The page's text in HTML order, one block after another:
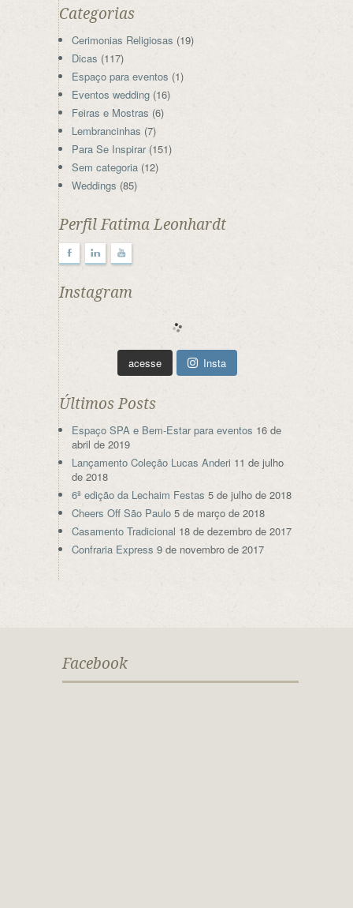
Categorias
Cerimonias Religiosas (19)
Dicas (117)
Espaço para eventos (1)
Eventos wedding (16)
Feiras e Mostras (6)
Lembrancinhas (7)
Para Se Inspirar(151)
Sem categoria (12)
Weddings (85)
Perfil Fatima Leonhardt
F l y
Instagram
acesse Insta
Últimos Posts
Espaço SPA e Bem-Estar para eventos 16 de
abril de 2019
Lançamento Coleção Lucas Anderi 11 de julho
de 2018
6ª edição da Lechaim Festas 5 de julho de 2018
Cheers Off São Paulo 5 de março de 2018
Casamento Tradicional 18 de dezembro de 2017
Confraria Express 9 de novembro de 2017
Facebook